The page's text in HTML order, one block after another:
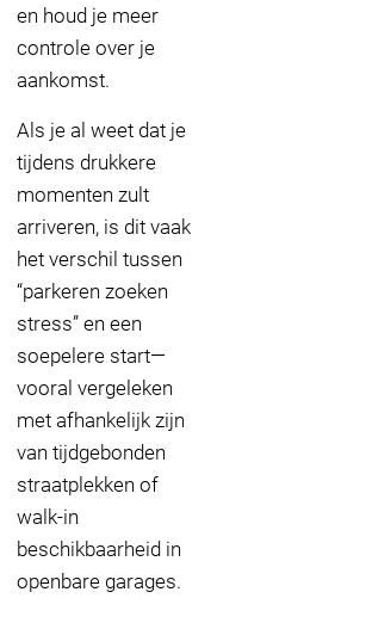
en houd je meer
controle over je
aankomst.
Als je al weet dat je
tijdens drukkere
momenten zult
arriveren, is dit vaak
het verschil tussen
“parkeren zoeken
stress” en een
soepelere start—
vooral vergeleken
met afhankelijk zijn
van tijdgebonden
straatplekken of
walk-in
beschikbaarheid in
openbare garages.